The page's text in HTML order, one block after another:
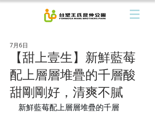
【甜上壹生】新鮮藍莓
配上層層堆疊的千層酸
甜剛剛好，清爽不膩
7月6日
新鮮藍莓配上層層堆疊的千層